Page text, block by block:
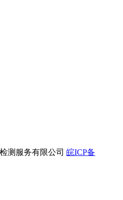
测服务有限公司 皖ICP备